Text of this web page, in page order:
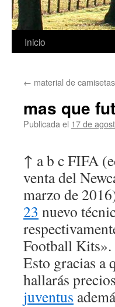
Saltar
contenido
Inicio
← material de
mas que
Publicada el 17 de
↑ a b c FIFA
venta del
marzo de
23 nuevo
Football Kits».
Esto gracias a
hallarás
juventus